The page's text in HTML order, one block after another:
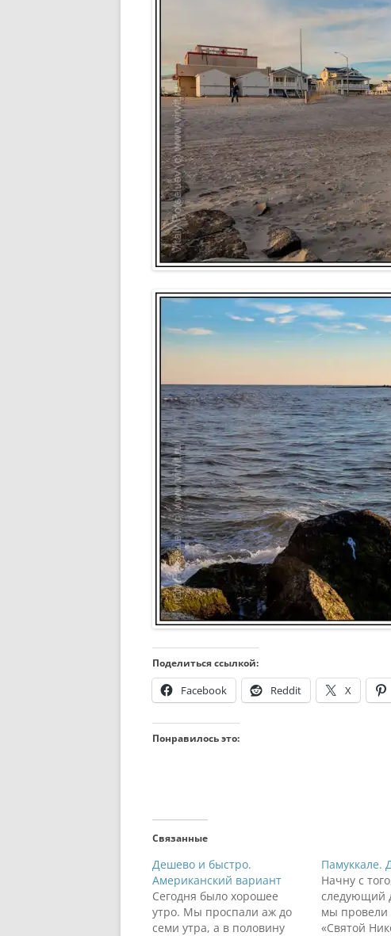
Поделиться ссылкой:
Facebook Reddit X
Понравилось это:
Связанные
Дешево и быстро.
Американский вариант
Сегодня было хорошее
утро. Мы проспали аж до
семи утра, а в половину
Памуккале.
Начну с
следующий
мы провели
«Святой